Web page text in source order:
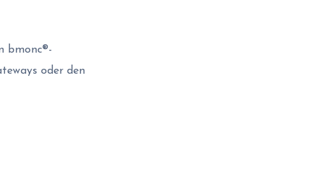
bmonc®-
oder den